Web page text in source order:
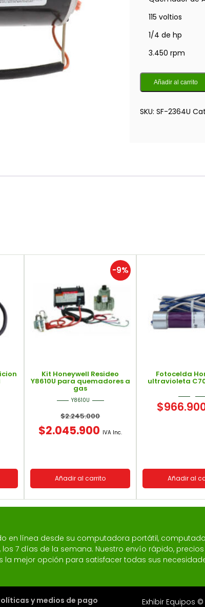
115 voltios
1/4 de hp
3.450 rpm
Añadir al carrito
SKU:SF-2364U
-9%
Kit Honeywell Resideo
Y8610U para quemadores a
gas
Y8610U
$2.245.000
$2.045.900 IVA Inc.
Añadir al carrito
Fotocelda
ultravioleta
$
Añadir al
en línea desde su computadora portátil,
7 días de la semana. Nuestro envío rápido,
la mejor opción para satisfacer todas sus
y medios de pago Exhibir Equipos ©